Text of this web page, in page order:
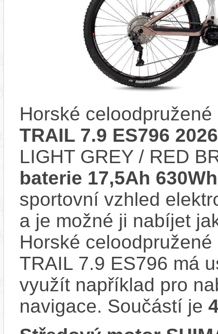
Horské
TRAIL 7.9 ES796 2026
LIGHT GREY / RED
baterie 17,5Ah
sportovní vzhled
a je možné ji nabíjet
Horské
TRAIL 7.9 ES796 má
využít například pro
navigace. Součástí je